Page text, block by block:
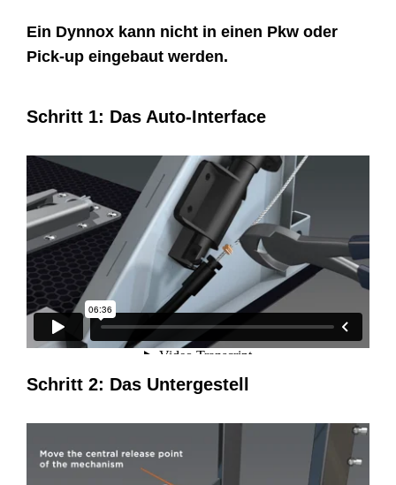
Ein Dynnox kann nicht in einen Pkw oder
Pick-up eingebaut werden.
Schritt 1: Das Auto-Interface
Schritt 2: Das Untergestell